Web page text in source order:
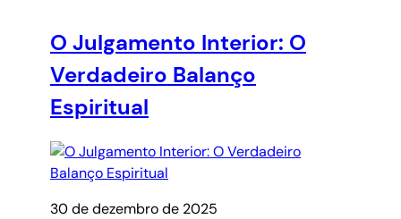
O Julgamento Interior: O
Verdadeiro Balanço
Espiritual
30 de dezembro de 2025